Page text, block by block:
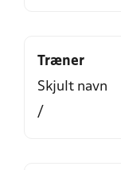
Træner
Skjult navn
/